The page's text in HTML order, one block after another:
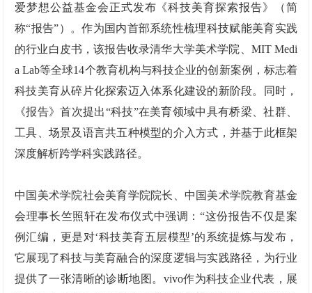
爱梦想公益基金会正式发布《科技美育探索报告》（简
称“报告”）。作为国内首部系统性梳理科技赋能美育实践
的行业白皮书，该报告收录清华大学美术学院、MIT Medi
a Lab等全球14个教育机构与科技企业的创新案例，标志着
科技美育从碎片化探索迈入体系化建设的新阶段。同时，
《报告》首次提出“科技”在美育领域中具有桥梁、社群、
工具、场景及语言共五种模型的介入方式，并基于此框架
深度解析跨学科实践路径。
中国美术学院社会美育学院院长、中国美术学院教育基金
会理事长竺照轩在发布仪式中强调：“这份报告不仅是案
例汇编，更是对‘科技美育五层模型’的系统提炼与发布，
它展现了科技与美育融合的深度逻辑与实践路径，为行业
提供了一张清晰的诊断地图。vivo作为科技企业代表，展